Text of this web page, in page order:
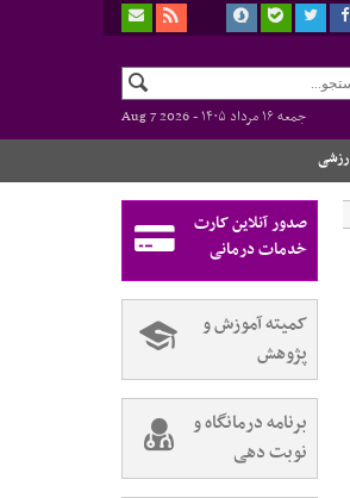
جمعه ۱۶ مرداد ۱۴۰۵ -
Aug 7 2026
صدور آنلاین کارت
خدمات درمانی
کمیته آموزش و
پژوهش
برنامه درمانگاه و
نوبت دهی